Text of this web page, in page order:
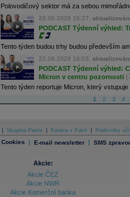
Polovodičový sektor má za sebou
29.06.2026 16:27,
PODCAST Týdenní výhled:
Tento týden budou trhy budou především
22.06.2026 16:03,
PODCAST Týdenní výhled:
Micron v centru pozornosti
Tento týden reportuje Micron, který
1 2 3 4
Skupina Patria Kariéra v Patrii Podmínky
Cookies | E-mail newsletter | SMS
Akcie:
Akcie ČEZ
Akcie NWR
Akcie Komerční banka